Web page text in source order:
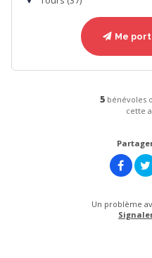
Me
5 bénévoles
cette
Un problème